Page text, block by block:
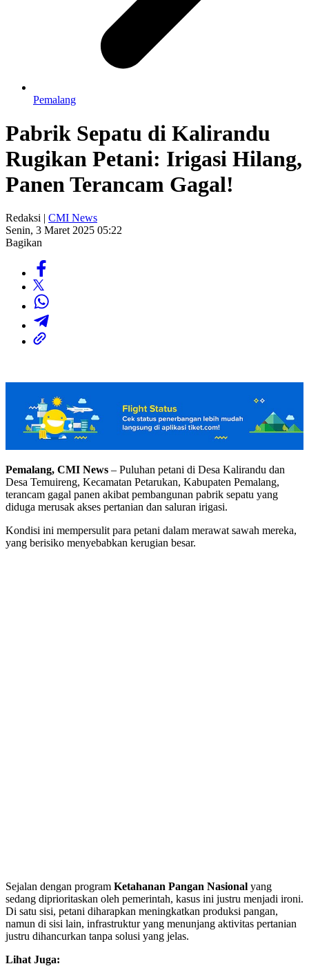
Pemalang
Pabrik Sepatu di Kalirandu
Rugikan Petani: Irigasi Hilang,
Panen Terancam Gagal!
Redaksi | CMI News
Senin, 3 Maret 2025 05:22
Bagikan
Pemalang, CMI News – Puluhan petani di Desa Kalirandu dan
Desa Temuireng, Kecamatan Petarukan, Kabupaten Pemalang,
terancam gagal panen akibat pembangunan pabrik sepatu yang
diduga merusak akses pertanian dan saluran irigasi.
Kondisi ini mempersulit para petani dalam merawat sawah mereka,
yang berisiko menyebabkan kerugian besar.
Sejalan dengan program Ketahanan Pangan Nasional yang
sedang diprioritaskan oleh pemerintah, kasus ini justru menjadi ironi.
Di satu sisi, petani diharapkan meningkatkan produksi pangan,
namun di sisi lain, infrastruktur yang menunjang aktivitas pertanian
justru dihancurkan tanpa solusi yang jelas.
Lihat Juga: